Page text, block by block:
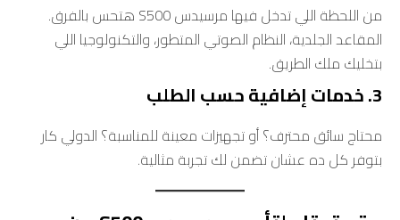
من اللحظة اللي تدخل فيها مرسيدس S500 هتحس بالفرق.
المقاعد الجلدية، النظام الصوتي المتطور، والتكنولوجيا اللي
بتخليك ملك الطريق.
3. خدمات إضافية حسب الطلب
محتاج سائق محترف؟ أو تجهيزات معينة للمناسبة؟ الدولي كار
بتوفر كل ده عشان تضمن لك تجربة مثالية.